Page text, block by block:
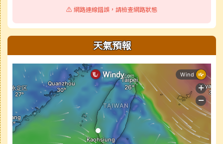
⚠️ 網路連線錯誤，請檢查網路狀態
天氣預報